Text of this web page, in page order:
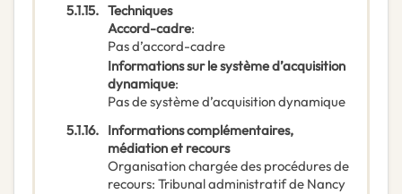
5.1.15. Techniques
Accord-cadre:
Pas d’accord-cadre
Informations sur le système d’acquisition
dynamique:
Pas de système d’acquisition dynamique
5.1.16. Informations complémentaires,
médiation et recours
Organisation chargée des procédures de
recours: Tribunal administratif de Nancy